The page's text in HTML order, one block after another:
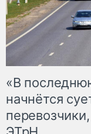
«В
начнётся